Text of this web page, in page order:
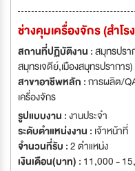
ช่างคุมเครื่องจักร (สำโ
สถานที่ปฏิบัติงาน :สมุทรปรา
สมุทรเจดีย์,เมืองสมุทรปราการ)
สาขาอาชีพหลัก :การผลิต/
เครื่องจักร
รูปแบบงาน :งานประจำ
ระดับตำแหน่งงาน : เจ้าหน้าที่
จำนวนที่รับ :2 ตำแหน่ง
เงินเดือน(บาท) : 11,000 -